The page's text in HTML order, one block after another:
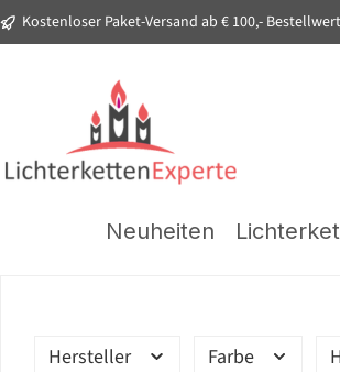
Zur Hauptnavigation
Kostenloser Paket-Versand ab € 100,-
Neuheiten
Hersteller Farbe